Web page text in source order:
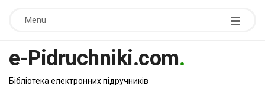
Menu
e-Pidruchniki.com.
Бібліотека електронних підручників